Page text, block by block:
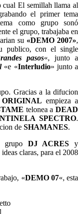
El semillah llama al
el primer tema
como grupo sonó
el grupo, trabajaba en
su «DEMO 2007»,
publico, con el single
pasos«, junto a
«e «Interludio» junto a
Gracias a la difucion
empieza a
telonea aDEAD
SPECTRO.
de SHAMANES.
grupo DJ ACRES y
claras, para el 2008
«DEMO 07«, esta